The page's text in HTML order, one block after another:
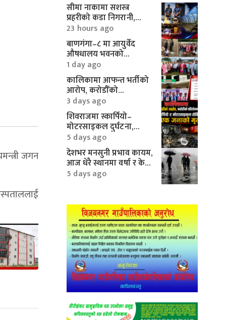
जगन
सीमा नाकामा सशस्त्र
प्रहरीको कडा निगरानी,
करिब १० लाखका
मोटरपार्ट्स बरामद
23 hours ago
बाणगंगा–८ मा आयुर्वेद
औषधालय भवनको
शिलान्यास सम्पन्न
1 day ago
कालिकामा आफन्त भर्तीको
आरोप, करोडौँको
परियोजनामाथि गम्भीर प्रश्न
3 days ago
शिवराजमा स्कार्पियो–
मोटरसाइकल दुर्घटना,
एकको मृत्यु
5 days ago
देशभर मनसुनी प्रभाव कायम,
आज धेरै स्थानमा वर्षा र केही
क्षेत्रमा भारी वर्षाको
5 days ago